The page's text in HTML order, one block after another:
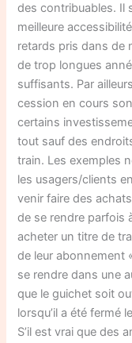
des contribuables. Il
meilleure
retards pris dans de
de trop longues
suffisants. Par
cession en cours
certains
tout sauf des
train. Les exemples
les usagers/clients
venir faire des
de se rendre parfois
acheter un titre de
de leur abonnement
se rendre dans une
que le guichet soit
lorsqu’il a été fermé
S’il est vrai que des